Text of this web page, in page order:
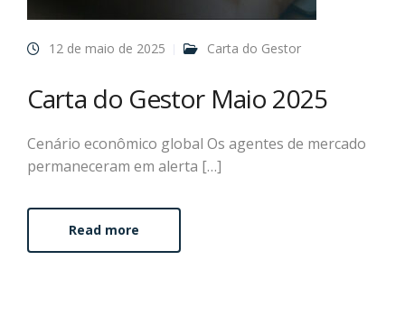
12 de maio de 2025 Carta do Gestor
Carta do Gestor Maio 2025
Cenário econômico global Os agentes de mercado
permaneceram em alerta […]
Read more